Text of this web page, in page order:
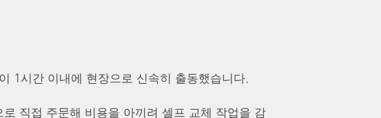
1시간 이내에 현장으로 신속히 출동했습니다.
직접 주문해 비용을 아끼려 셀프 교체 작업을 감